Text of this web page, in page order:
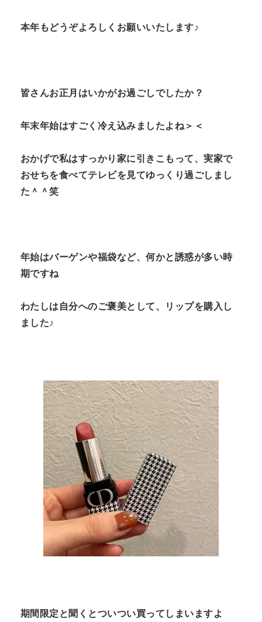
本年もどうぞよろしくお願いいたします♪
皆さんお正月はいかがお過ごしでしたか？
年末年始はすごく冷え込みましたよね＞＜
おかげで私はすっかり家に引きこもって、実家で
おせちを食べてテレビを見てゆっくり過ごしまし
た＾＾笑
年始はバーゲンや福袋など、何かと誘惑が多い時
期ですね
わたしは自分へのご褒美として、リップを購入し
ました♪
期間限定と聞くとついつい買ってしまいますよ